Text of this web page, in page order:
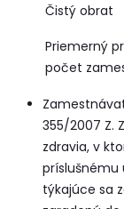
Čistý obrat
Priemerný
počet
355/2007 Z.
zdravia, v
príslušnému
týkajúce sa